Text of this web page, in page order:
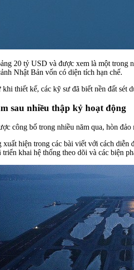
20 tỷ USD và được xem là một trong
Nhật Bản vốn có diện tích hạn chế.
thiết kế, các kỹ sư đã biết nền đất sét
sau nhiều thập kỷ hoạt động
công bố trong nhiều năm qua, hòn
xuất hiện trong các bài viết với cách
khai hệ thống theo dõi và các biện